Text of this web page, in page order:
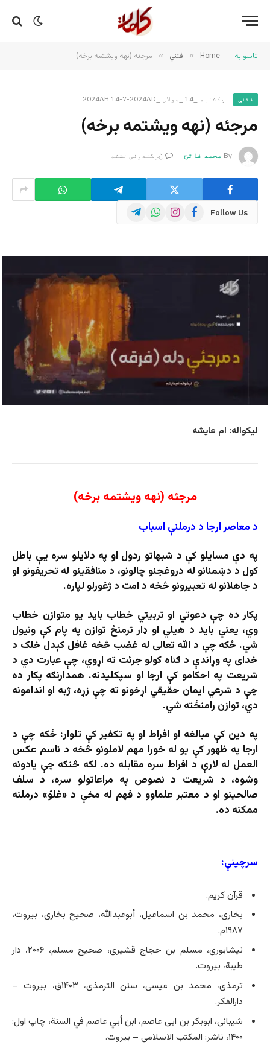
تاسو په Home
» فتنې » مرجئه (نهه ویشتمه برخه)
فتنې یکشنبه _14 _جولای _2024AH 14-7-2024AD
مرجئه (نهه ویشتمه برخه)
By محمد فاتح څرگندونې نشته
Follow Us
Facebook
Instagram
WhatsApp
Telegram
لیکواله: ام عایشه
مرجئه (نهه ویشتمه برخه)
د معاصر ارجا د درملنې اسباب
په دې مسايلو کې د شبهاتو ردول او په دلايلو سره يې باطل
کول د دښمنانو له دروغجنو چالونو، د منافقينو له تحريفونو او
د جاهلانو له تعبيرونو څخه د امت د ژغورلو لپاره.
پکار ده چې دعوتي او تربیتي خطاب باید یو متوازن خطاب
وي، یعني باید د هیلي او ډار ترمنځ توازن په پام کې ونیول
شي. ځکه چې د الله تعالی له غضب څخه غافل کېدل خلک د
خدای په وړاندې د ګناه کولو جرئت ته اړوي، چې عبارت دي د
شريعت په احکامو کې ارجا او سپکلیدنه. همدارنګه پکار ده
چې د شرعي ایمان حقیقي اړخونو ته چې زړه، ژبه او اندامونه
دي، توازن رامنځته شي.
په دین کې مبالغه او افراط او په تکفیر کې تلوار: ځکه چې د
ارجا په ظهور کې یو له خورا مهم لاملونو څخه د ناسم عکس
العمل له لارې د افراط سره مقابله ده. لکه څنګه چې يادونه
وشوه، د شريعت د نصوص په مراعاتولو سره، د سلف
صالحينو او د معتبر علماوو د فهم له مخې د «غلوّ» درملنه
ممکنه ده.
سرچینې:
قرآن کریم.
بخاری، محمد بن اسماعیل، أبوعبدالله، صحیح بخاری، بیروت،
۱۹۸۷م.
نیشابوری، مسلم بن حجاج قشیری، صحیح مسلم، ۲۰۰۶، دار
طیبة، بیروت.
ترمذی، محمد بن عیسی، سنن الترمذی، ۱۴۰۳ق، بیروت –
دارالفکر.
شیبانی، ابوبکر بن ابی عاصم، ابن أبي عاصم في السنة، چاپ اول:
۱۴۰۰، ناشر: المکتب الاسلامی‌ – بیروت.